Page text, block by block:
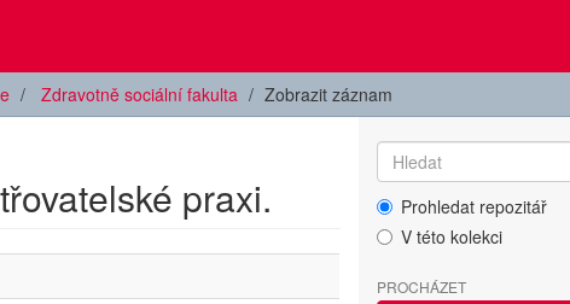
Zdravotně sociální fakulta Zobrazit záznam
praxi.
Prohledat repozitář
V této kolekci
PROCHÁZET